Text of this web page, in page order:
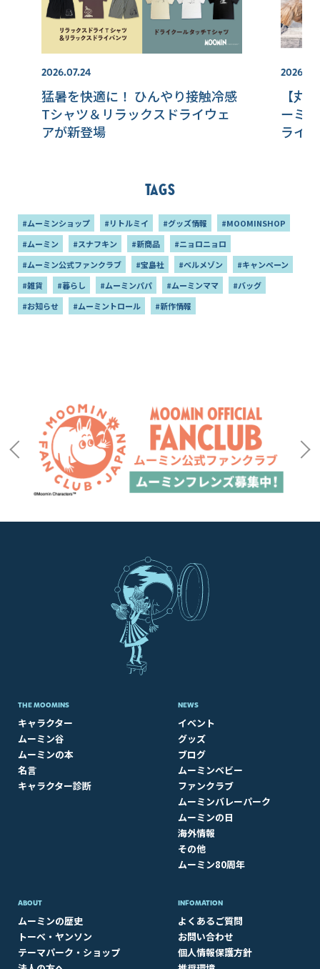
2026.07.24
猛暑を快適に！ ひんやり接触冷感
Tシャツ＆リラックスドライウェ
アが新登場
【丸
ーミ
ライ
Tags
#ムーミンショップ #リトルミイ #グッズ情報
#MOOMINSHOP
#ムーミン
#スナフキン #新商品
#ニョロニョロ
#ムーミン公式ファンクラブ
#宝島社 #ベルメゾン
#キャンペーン
#雑貨
#暮らし #ムーミンパパ #ムーミンママ
#バッグ
#お知らせ
#ムーミントロール #新作情報
THE MOOMINS
キャラクター
ムーミン谷
ムーミンの本
名言
キャラクター診断
NEWS
イベント
グッズ
ブログ
ムーミンベビー
ファンクラブ
ムーミンバレーパーク
ムーミンの日
海外情報
その他
ムーミン80周年
ABOUT​
ムーミンの歴史
トーベ・ヤンソン
テーマパーク・ショップ
INFOMATION
よくあるご質問
お問い合わせ
個人情報保護方針